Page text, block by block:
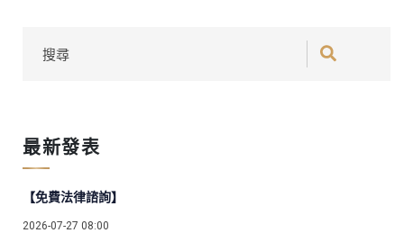
最新發表
【免費法律諮詢】
2026-07-27 08:00